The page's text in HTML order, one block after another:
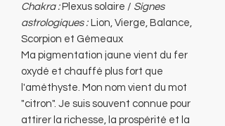
Chakra :Plexus solaire / Signes
astrologiques : Lion, Vierge, Balance,
Scorpion et Gémeaux
Ma pigmentation jaune vient du fer
oxydé et chauffé plus fort que
l'améthyste. Mon nom vient du mot
"citron". Je suis souvent connue pour
attirer la richesse, la prospérité et la